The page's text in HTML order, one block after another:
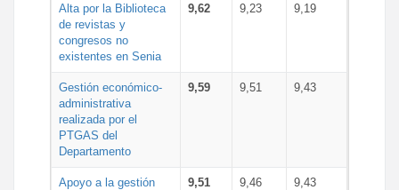
Alta por la Biblioteca
de revistas y
congresos no
existentes en Senia
9,62 9,23 9,19
Gestión económico-
administrativa
realizada por el
PTGAS del
Departamento
9,59 9,51 9,43
Apoyo a la gestión
9,51 9,46 9,43